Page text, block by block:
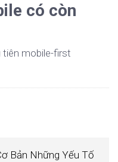
có còn
tiên mobile-first
Bản Những Yếu Tố